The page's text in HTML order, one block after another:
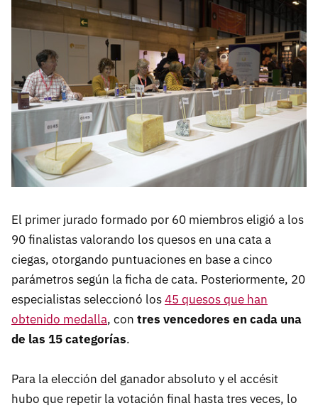
El primer jurado formado por 60 miembros eligió a los
90 finalistas valorando los quesos en una cata a
ciegas, otorgando puntuaciones en base a cinco
parámetros según la ficha de cata. Posteriormente, 20
especialistas seleccionó los45 quesos que han
obtenido medalla, con tres vencedores en cada una
de las 15 categorías.
Para la elección del ganador absoluto y el accésit
hubo que repetir la votación final hasta tres veces, lo